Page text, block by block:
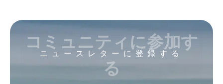
ニュースレターに登録する
コミュニティに参加す
る